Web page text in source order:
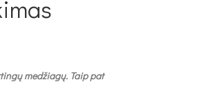
medžiagų. Taip pat